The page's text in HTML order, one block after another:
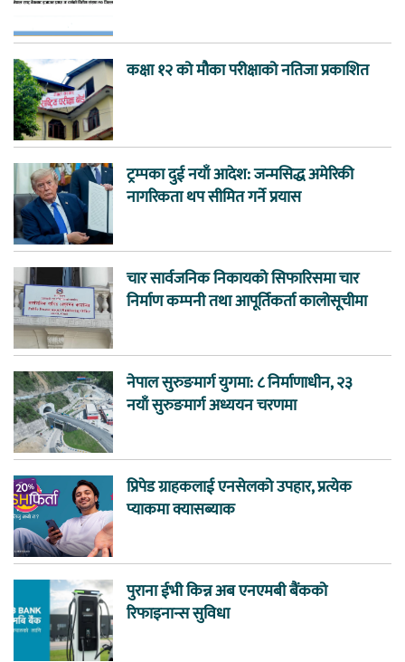
कक्षा १२ को मौका परीक्षाको नतिजा प्रकाशित
ट्रम्पका दुई नयाँ आदेश: जन्मसिद्ध अमेरिकी
नागरिकता थप सीमित गर्ने प्रयास
चार सार्वजनिक निकायको सिफारिसमा चार
निर्माण कम्पनी तथा आपूर्तिकर्ता कालोसूचीमा
नेपाल सुरुङमार्ग युगमा: ८ निर्माणाधीन, २३
नयाँ सुरुङमार्ग अध्ययन चरणमा
प्रिपेड ग्राहकलाई एनसेलको उपहार, प्रत्येक
प्याकमा क्यासब्याक
पुराना ईभी किन्न अब एनएमबी बैंकको
रिफाइनान्स सुविधा